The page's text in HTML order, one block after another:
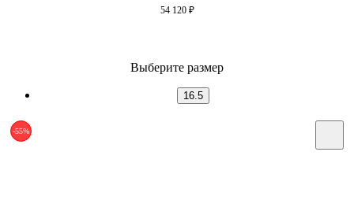
54 120 ₽
Выберите размер
16.5
-55%